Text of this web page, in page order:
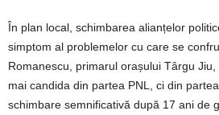
În plan local, schimbarea alianțelor
simptom al problemelor cu care se
Romanescu, primarul orașului Târgu
mai candida din partea PNL, ci din
schimbare semnificativă după 17 ani de